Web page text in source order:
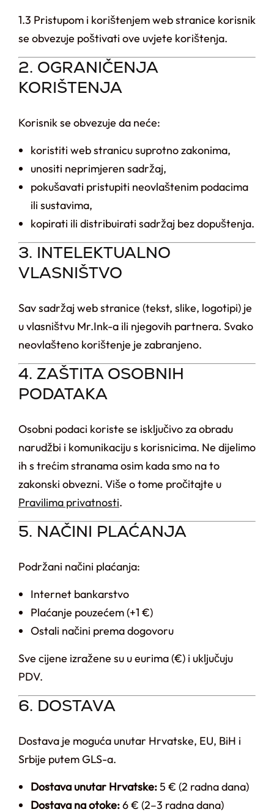
1.3 Pristupom i korištenjem web stranice korisnik
se obvezuje poštivati ove uvjete korištenja.
2. OGRANIČENJA
KORIŠTENJA
Korisnik se obvezuje da neće:
koristiti web stranicu suprotno zakonima,
unositi neprimjeren sadržaj,
pokušavati pristupiti neovlaštenim podacima
ili sustavima,
kopirati ili distribuirati sadržaj bez dopuštenja.
3. INTELEKTUALNO
VLASNIŠTVO
Sav sadržaj web stranice (tekst, slike, logotipi) je
u vlasništvu Mr.Ink-a ili njegovih partnera. Svako
neovlašteno korištenje je zabranjeno.
4. ZAŠTITA OSOBNIH
PODATAKA
Osobni podaci koriste se isključivo za obradu
narudžbi i komunikaciju s korisnicima. Ne dijelimo
ih s trećim stranama osim kada smo na to
zakonski obvezni. Više o tome pročitajte u
Pravilima privatnosti.
5. NAČINI PLAĆANJA
Podržani načini plaćanja:
Internet bankarstvo
Plaćanje pouzećem (+1 €)
Ostali načini prema dogovoru
Sve cijene izražene su u eurima (€) i uključuju
PDV.
6. DOSTAVA
Dostava je moguća unutar Hrvatske, EU, BiH i
Srbije putem GLS-a.
Dostava unutar Hrvatske:5 € (2 radna dana)
Dostava na otoke:6 € (2–3 radna dana)